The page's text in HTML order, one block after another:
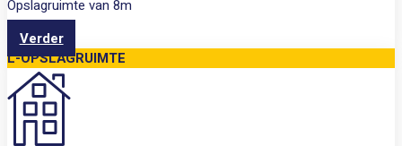
Opslagruimte van 8m
Verder
L-OPSLAGRUIMTE